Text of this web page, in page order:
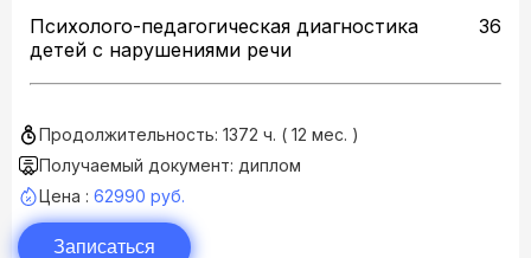
Психолого-педагогическая диагностика
детей с нарушениями речи
36
Продолжительность: 1372 ч. ( 12 мес. )
Получаемый документ: диплом
Цена : 62990 руб.
Записаться